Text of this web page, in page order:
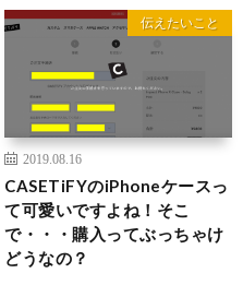
伝えたいこと
2019.08.16
CASETiFYのiPhoneケースっ
て可愛いですよね！そこ
で・・・購入ってぶっちゃけ
どうなの？